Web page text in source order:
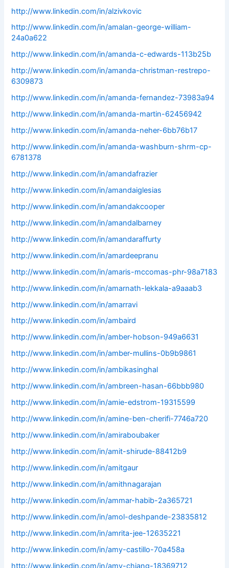
http://www.linkedin.com/in/alzivkovic
http://www.linkedin.com/in/amalan-george-william-
24a0a622
http://www.linkedin.com/in/amanda-c-edwards-113b25b
http://www.linkedin.com/in/amanda-christman-restrepo-
6309873
http://www.linkedin.com/in/amanda-fernandez-73983a94
http://www.linkedin.com/in/amanda-martin-62456942
http://www.linkedin.com/in/amanda-neher-6bb76b17
http://www.linkedin.com/in/amanda-washburn-shrm-cp-
6781378
http://www.linkedin.com/in/amandafrazier
http://www.linkedin.com/in/amandaiglesias
http://www.linkedin.com/in/amandakcooper
http://www.linkedin.com/in/amandalbarney
http://www.linkedin.com/in/amandaraffurty
http://www.linkedin.com/in/amardeepranu
http://www.linkedin.com/in/amaris-mccomas-phr-98a7183
http://www.linkedin.com/in/amarnath-lekkala-a9aaab3
http://www.linkedin.com/in/amarravi
http://www.linkedin.com/in/ambaird
http://www.linkedin.com/in/amber-hobson-949a6631
http://www.linkedin.com/in/amber-mullins-0b9b9861
http://www.linkedin.com/in/ambikasinghal
http://www.linkedin.com/in/ambreen-hasan-66bbb980
http://www.linkedin.com/in/amie-edstrom-19315599
http://www.linkedin.com/in/amine-ben-cherifi-7746a720
http://www.linkedin.com/in/amiraboubaker
http://www.linkedin.com/in/amit-shirude-88412b9
http://www.linkedin.com/in/amitgaur
http://www.linkedin.com/in/amithnagarajan
http://www.linkedin.com/in/ammar-habib-2a365721
http://www.linkedin.com/in/amol-deshpande-23835812
http://www.linkedin.com/in/amrita-jee-12635221
http://www.linkedin.com/in/amy-castillo-70a458a
http://www.linkedin.com/in/amy-chiang-18369712